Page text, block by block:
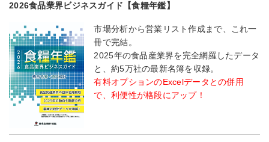
2026食品業界ビジネスガイド【食糧年鑑】
市場分析から営業リスト作成まで、これ一
冊で完結。
2025年の食品産業界を完全網羅したデータ
と、約5万社の最新名簿を収録。
有料オプションのExcelデータとの併用
で、利便性が格段にアップ！